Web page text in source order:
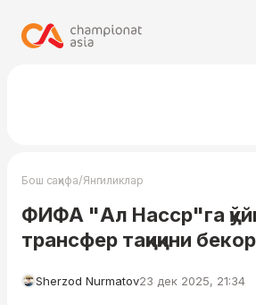
Бош саҳифа/Янгиликлар
ФИФА "Ал Насср"га
трансфер тақиқини
Sherzod Nurmatov23 дек 2025, 21:34